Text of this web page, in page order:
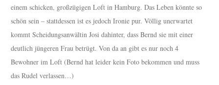
einem schicken, großzügigen Loft in Hamburg. Das Leben könnte so
schön sein – stattdessen ist es jedoch Ironie pur. Völlig unerwartet
kommt Scheidungsanwältin Josi dahinter, dass Bernd sie mit einer
deutlich jüngeren Frau betrügt. Von da an gibt es nur noch 4
Bewohner im Loft (Bernd hat leider kein Foto bekommen und muss
das Rudel verlassen…)